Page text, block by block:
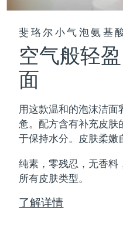
斐珞尔小气泡氨基
空气般轻
面
用这款温和的泡沫洁面
惫。配方含有补充皮肤
于保持水分。皮肤柔嫩
纯素，零残忍，无香料
所有皮肤类型。
了解详情